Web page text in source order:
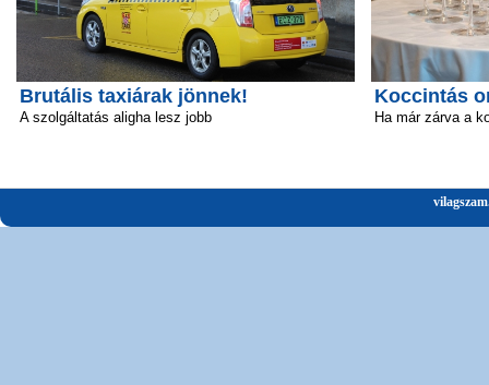
Brutális taxiárak jönnek!
A szolgáltatás aligha lesz jobb
Koccintás
Ha már zárva a